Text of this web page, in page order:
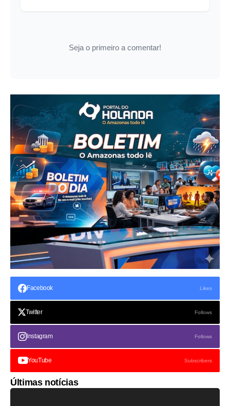
Seja o primeiro a comentar!
Facebook Likes
Twitter Follows
Instagram Follows
YouTube Subscribers
Últimas notícias